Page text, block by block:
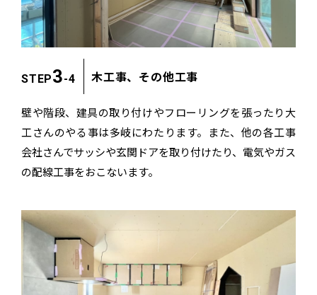
STEP3-4 木工事、その他工事
壁や階段、建具の取り付けやフローリングを張ったり 大
工さんのやる事は多岐にわたります。
また、他の各工事
会社さんでサッシや玄関ドアを取り付けたり、 電気やガス
の配線工事をおこないます。